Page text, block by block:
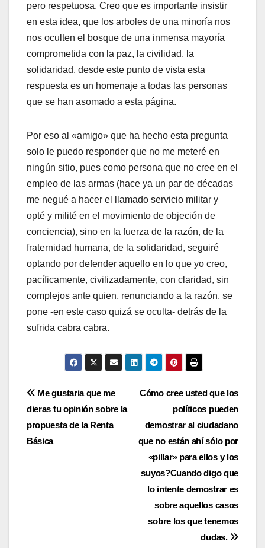
pero respetuosa. Creo que es importante insistir
en esta idea, que los arboles de una minorí­a nos
nos oculten el bosque de una inmensa mayorí­a
comprometida con la paz, la civilidad, la
solidaridad. desde este punto de vista esta
respuesta es un homenaje a todas las personas
que se han asomado a esta página.
Por eso al «amigo» que ha hecho esta pregunta
solo le puedo responder que no me meteré en
ningún sitio, pues como persona que no cree en el
empleo de las armas (hace ya un par de décadas
me negué a hacer el llamado servicio militar y
opté y milité en el movimiento de objeción de
conciencia), sino en la fuerza de la razón, de la
fraternidad humana, de la solidaridad, seguiré
optando por defender aquello en lo que yo creo,
pací­ficamente, civilizadamente, con claridad, sin
complejos ante quien, renunciando a la razón, se
pone -en este caso quizá se oculta- detrás de la
sufrida cabra cabra.
Navegación
de
entradas
Cómo cree usted que los
polí­ticos pueden
demostrar al ciudadano
que no están ahí­ sólo por
«pillar» para ellos y los
suyos?Cuando digo que
lo intente demostrar es
sobre aquellos casos
sobre los que tenemos
dudas.
Me gustaria que me
dieras tu opinión sobre la
propuesta de la Renta
Básica